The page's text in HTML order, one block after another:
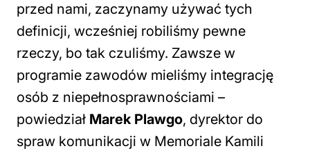
przed nami, zaczynamy używać tych
definicji, wcześniej robiliśmy pewne
rzeczy, bo tak czuliśmy. Zawsze w
programie zawodów mieliśmy integrację
osób z niepełnosprawnościami –
powiedział Marek Plawgo, dyrektor do
spraw komunikacji w Memoriale Kamili